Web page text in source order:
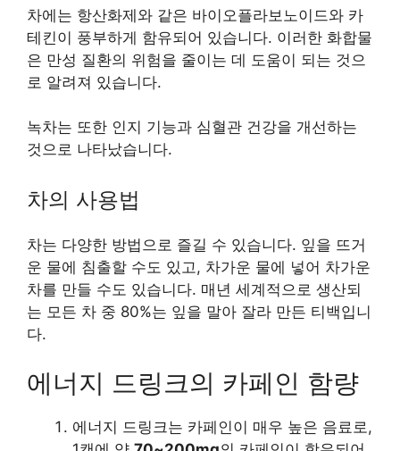
차에는 항산화제와 같은 바이오플라보노이드와 카
테킨이 풍부하게 함유되어 있습니다. 이러한 화합물
은 만성 질환의 위험을 줄이는 데 도움이 되는 것으
로 알려져 있습니다.
녹차는 또한 인지 기능과 심혈관 건강을 개선하는
것으로 나타났습니다.
차의 사용법
차는 다양한 방법으로 즐길 수 있습니다. 잎을 뜨거
운 물에 침출할 수도 있고, 차가운 물에 넣어 차가운
차를 만들 수도 있습니다. 매년 세계적으로 생산되
는 모든 차 중 80%는 잎을 말아 잘라 만든 티백입니
다.
에너지 드링크의 카페인 함량
에너지 드링크는 카페인이 매우 높은 음료로,